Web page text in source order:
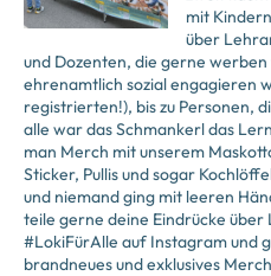
mit
über
und Dozenten, die gerne
ehrenamtlich sozial engagieren
registrierten!), bis zu Personen,
alle war das Schmankerl das
man Merch mit unserem
Sticker, Pullis und sogar
und niemand ging mit leeren
teile gerne deine Eindrücke
#LokiFürAlle auf Instagram und
brandneues und exklusives